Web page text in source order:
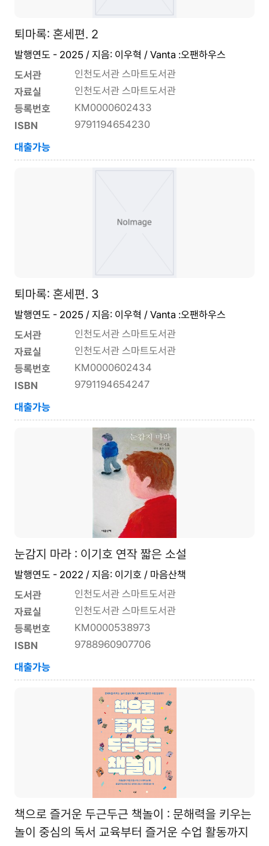
퇴마록: 혼세편. 2
발행연도 - 2025 / 지음: 이우혁 / Vanta :오팬하우스
도서관
인천도서관 스마트도서관
자료실
인천도서관 스마트도서관
등록번호
KM0000602433
ISBN
9791194654230
대출가능
퇴마록: 혼세편. 3
발행연도 - 2025 / 지음: 이우혁 / Vanta :오팬하우스
도서관
인천도서관 스마트도서관
자료실
인천도서관 스마트도서관
등록번호
KM0000602434
ISBN
9791194654247
대출가능
눈감지 마라 : 이기호 연작 짧은 소설
발행연도 - 2022 / 지음: 이기호 / 마음산책
도서관
인천도서관 스마트도서관
자료실
인천도서관 스마트도서관
등록번호
KM0000538973
ISBN
9788960907706
대출가능
책으로 즐거운 두근두근 책놀이 : 문해력을 키우는
놀이 중심의 독서 교육부터 즐거운 수업 활동까지